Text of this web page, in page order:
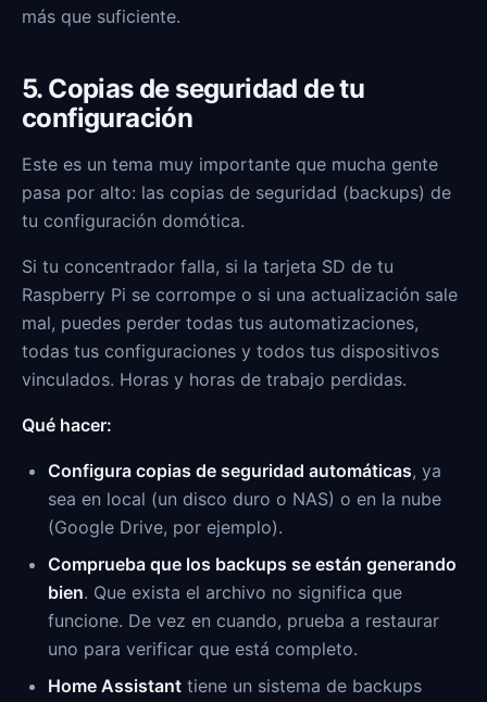
más que suficiente.
5. Copias de seguridad de tu
configuración
Este es un tema muy importante que mucha gente
pasa por alto: las copias de seguridad (backups) de
tu configuración domótica.
Si tu concentrador falla, si la tarjeta SD de tu
Raspberry Pi se corrompe o si una actualización sale
mal, puedes perder todas tus automatizaciones,
todas tus configuraciones y todos tus dispositivos
vinculados. Horas y horas de trabajo perdidas.
Qué hacer:
Configura copias de seguridad automáticas, ya
sea en local (un disco duro o NAS) o en la nube
(Google Drive, por ejemplo).
Comprueba que los backups se están generando
bien. Que exista el archivo no significa que
funcione. De vez en cuando, prueba a restaurar
uno para verificar que está completo.
Home Assistant tiene un sistema de backups